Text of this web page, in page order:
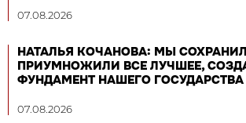
07.08.2026
НАТАЛЬЯ КОЧАНОВА: МЫ
ПРИУМНОЖИЛИ ВСЕ ЛУЧШЕЕ,
ФУНДАМЕНТ НАШЕГО ГОСУДАРСТВА
07.08.2026